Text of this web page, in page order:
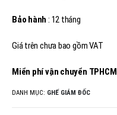
Bảo hành : 12 tháng
Giá trên chưa bao gồm VAT
Miển phí vận chuyển TPHCM
DANH MỤC: GHẾ GIÁM ĐỐC